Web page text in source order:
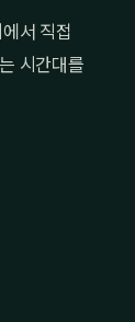
서 직접
시간대를